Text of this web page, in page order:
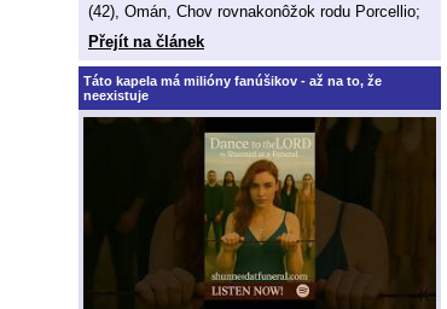
(42), Omán, Chov rovnakonôžok rodu Porcellio;
Přejít na článek
Táto kapela má milióny fanúšikov - až na to, že
neexistuje